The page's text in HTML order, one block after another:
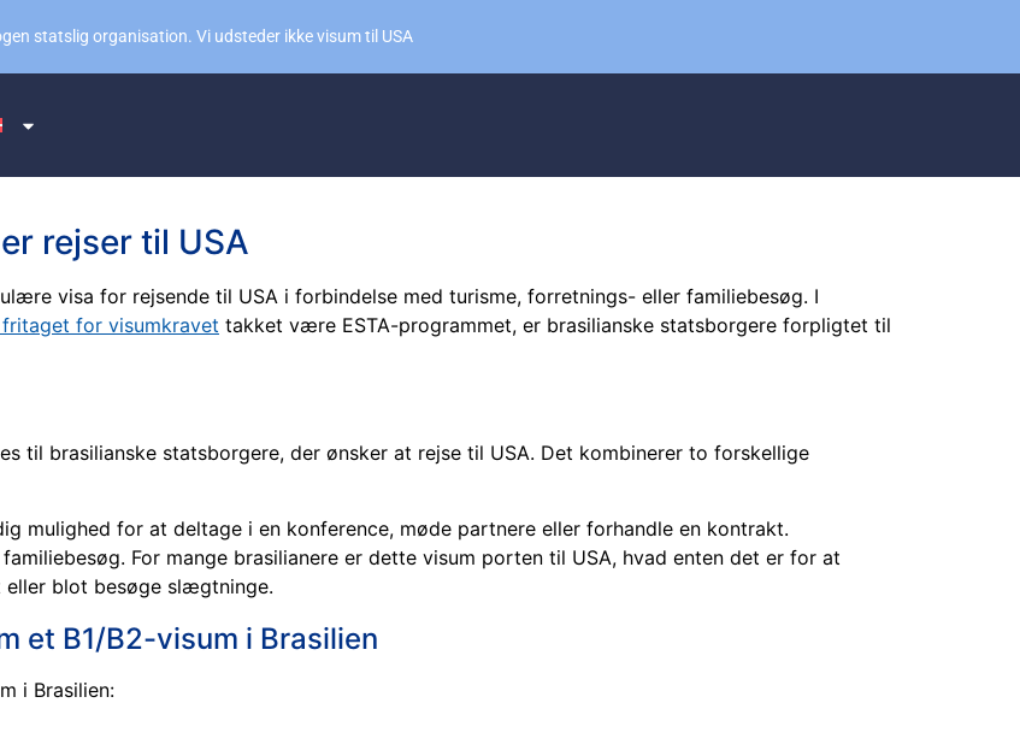
statslig organisation. Vi udsteder ikke visum til USA
rejser til USA
visa for rejsende til USA i forbindelse med turisme, forretnings- eller familiebesøg. I
for visumkravet takket være ESTA-programmet, er brasilianske statsborgere forpligtet til
til brasilianske statsborgere, der ønsker at rejse til USA. Det kombinerer to forskellige
mulighed for at deltage i en konference, møde partnere eller forhandle en kontrakt.
For mange brasilianere er dette visum porten til USA, hvad enten det er for at
blot besøge slægtninge.
et B1/B2-visum i Brasilien
i Brasilien: